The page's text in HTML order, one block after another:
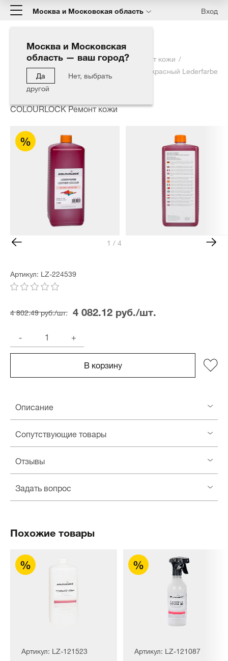
Москва и Московская область
Москва и Московская
область — ваш город?
Да
Нет, выбрать
другой
Вход
Главная Каталог COLOURLOCK Ремонт кожи
Краска для кожи COLOURLOCK кроваво-красный Lederfarbe
blutrot 1000мл
COLOURLOCK Ремонт кожи
1 / 4
Артикул: LZ-224539
4 802.49 руб./шт. 4 082.12 руб./шт.
-
+
В корзину
Описание
Сопутствующие товары
Отзывы
Задать вопрос
Похожие товары
Артикул: LZ-121523 Артикул: LZ-121087